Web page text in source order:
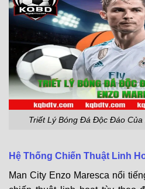
Triết Lý Bóng Đá Độc Đáo Của
Hệ Thống Chiến Thuật Linh
Man City Enzo Maresca nổi